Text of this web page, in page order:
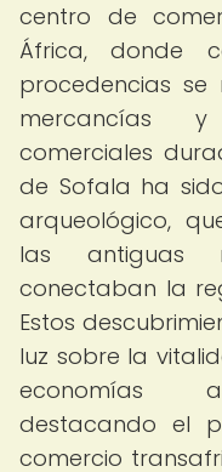
centro de
África, donde
procedencias
mercancías y
comerciales
de Sofala ha
arqueológico,
las antiguas
conectaban la
Estos
luz sobre la
economías
destacando el
comercio